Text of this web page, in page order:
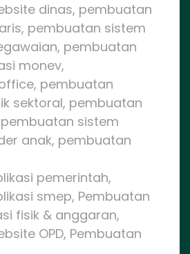
dinas, pembuatan
pembuatan sistem
pembuatan
monev,
pembuatan
sektoral, pembuatan
sistem
anak, pembuatan
pemerintah,
smep, Pembuatan
fisik & anggaran,
OPD, Pembuatan